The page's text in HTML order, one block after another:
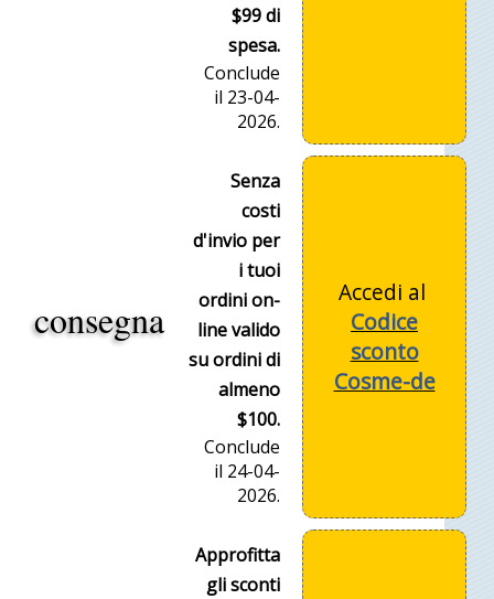
$99 di
spesa.
Conclude
il 23-04-
2026.
consegna
Senza
costi
d'invio per
i tuoi
ordini on-
line valido
su ordini di
almeno
$100.
Conclude
il 24-04-
2026.
Accedi al
Codice
sconto
Cosme-de
Approfitta
gli sconti